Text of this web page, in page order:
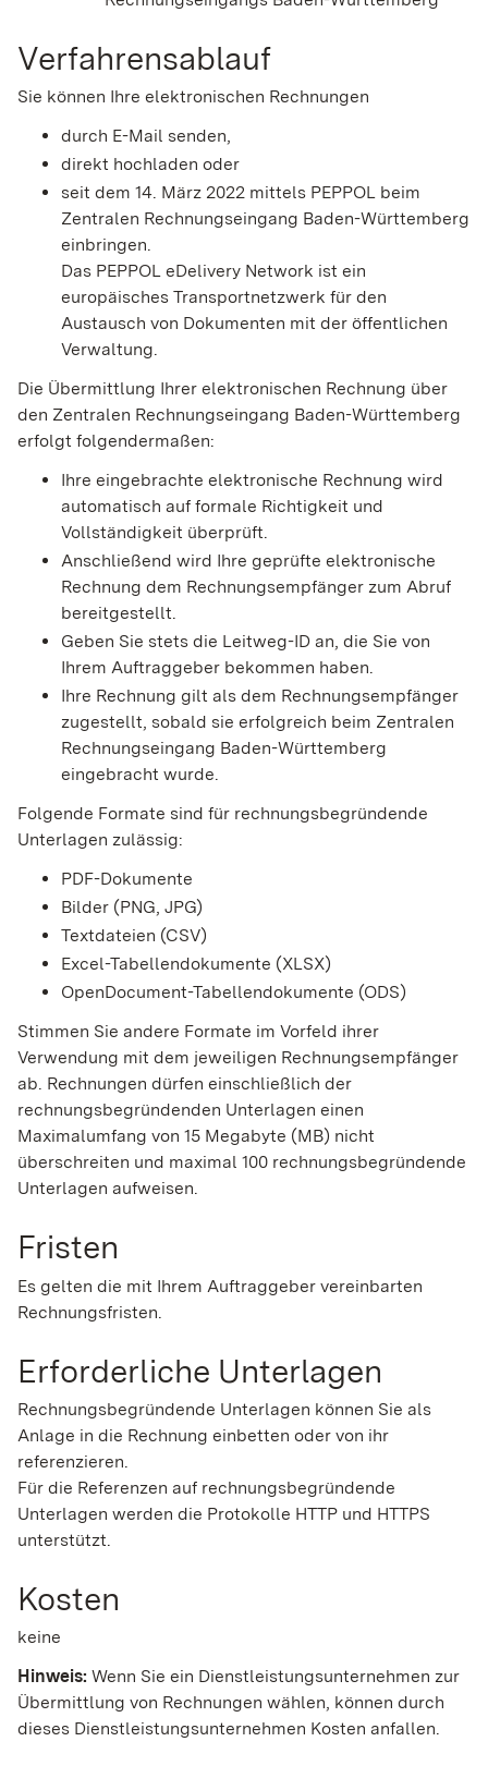
Verfahrensablauf
Sie können Ihre elektronischen Rechnungen
durch E-Mail senden,
direkt hochladen oder
seit dem 14. März 2022 mittels PEPPOL beim
Zentralen Rechnungseingang Baden-Württemberg
einbringen.
Das PEPPOL eDelivery Network ist ein
europäisches Transportnetzwerk für den
Austausch von Dokumenten mit der öffentlichen
Verwaltung.
Die Übermittlung Ihrer elektronischen Rechnung über
den Zentralen Rechnungseingang Baden-Württemberg
erfolgt folgendermaßen:
Ihre eingebrachte elektronische Rechnung wird
automatisch auf formale Richtigkeit und
Vollständigkeit überprüft.
Anschließend wird Ihre geprüfte elektronische
Rechnung dem Rechnungsempfänger zum Abruf
bereitgestellt.
Geben Sie stets die Leitweg-ID an, die Sie von
Ihrem Auftraggeber bekommen haben.
Ihre Rechnung gilt als dem Rechnungsempfänger
zugestellt, sobald sie erfolgreich beim Zentralen
Rechnungseingang Baden-Württemberg
eingebracht wurde.
Folgende Formate sind für rechnungsbegründende
Unterlagen zulässig:
PDF-Dokumente
Bilder (PNG, JPG)
Textdateien (CSV)
Excel-Tabellendokumente (XLSX)
OpenDocument-Tabellendokumente (ODS)
Stimmen Sie andere Formate im Vorfeld ihrer
Verwendung mit dem jeweiligen Rechnungsempfänger
ab. Rechnungen dürfen einschließlich der
rechnungsbegründenden Unterlagen einen
Maximalumfang von 15 Megabyte (MB) nicht
überschreiten und maximal 100 rechnungsbegründende
Unterlagen aufweisen.
Fristen
Es gelten die mit Ihrem Auftraggeber vereinbarten
Rechnungsfristen.
Erforderliche Unterlagen
Rechnungsbegründende Unterlagen können Sie als
Anlage in die Rechnung einbetten oder von ihr
referenzieren.
Für die Referenzen auf rechnungsbegründende
Unterlagen werden die Protokolle HTTP und HTTPS
unterstützt.
Kosten
keine
Hinweis: Wenn Sie ein Dienstleistungsunternehmen zur
Übermittlung von Rechnungen wählen, können durch
dieses Dienstleistungsunternehmen Kosten anfallen.